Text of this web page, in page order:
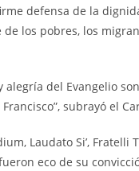
defensa de la
los pobres, los
alegría del Evangelio
subrayó el
Laudato Si’, Fratelli
eco de su